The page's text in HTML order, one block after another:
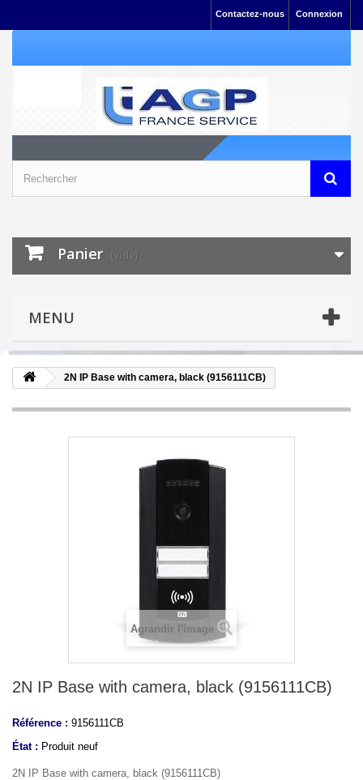
Connexion
Contactez-nous
Panier (vide)
MENU
2N IP Base with camera, black (9156111CB)
Agrandir l'image
2N IP Base with camera, black (9156111CB)
Référence : 9156111CB
État : Produit neuf
2N IP Base with camera, black (9156111CB)